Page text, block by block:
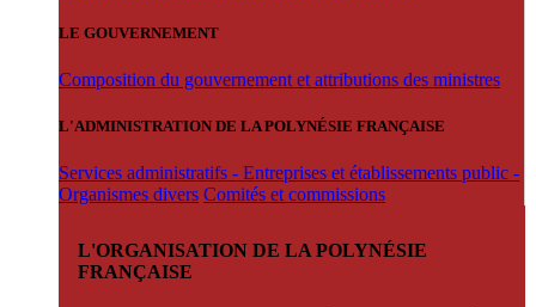
LE GOUVERNEMENT
Composition du gouvernement et attributions des ministres
L'ADMINISTRATION DE LA POLYNÉSIE FRANÇAISE
Services administratifs - Entreprises et établissements public -
Organismes divers Comités et commissions
L'ORGANISATION DE LA POLYNÉSIE
FRANÇAISE